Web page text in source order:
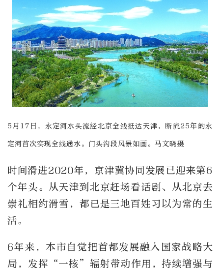
5月17日，永定河水头流经北京全线抵达天津，断流25年的永
定河首次实现全线通水。门头沟段风景如画。马文晓摄
时间滑进2020年，京津冀协同发展已迎来第6
个年头。从天津到北京赶场看话剧、从北京去
崇礼相约滑雪，都已是三地百姓习以为常的生
活。
6年来，本市自觉把首都发展融入国家战略大
局，发挥“一核”辐射带动作用，持续增强与